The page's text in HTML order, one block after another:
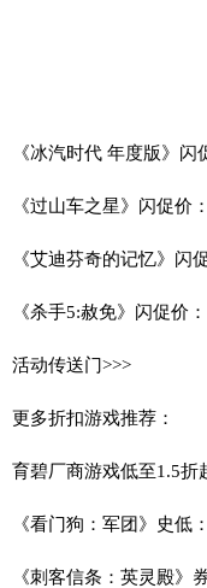
《冰汽时代 年度版》
《过山车之星》闪促价
《艾迪芬奇的记忆》闪
《杀手5:赦免》闪促价
活动传送门>>>
更多折扣游戏推荐：
育碧厂商游戏低至1.5折
《看门狗：军团》史低
《刺客信条：英灵殿》